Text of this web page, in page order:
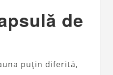
de
puțin diferită,